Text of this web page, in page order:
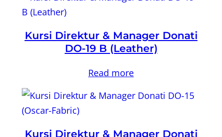
Kursi Direktur & Manager Donati
DO-19 B (Leather)
Read more
Kursi Direktur & Manager Donati